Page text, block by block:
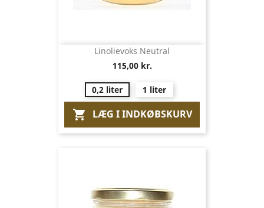
Linolievoks Neutral
115,00 kr.
0,2 liter 1 liter
 LÆG I INDKØBSKURV